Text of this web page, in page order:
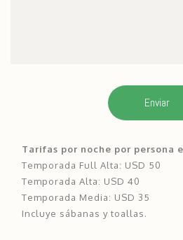
Enviar
Tarifas por noche por persona
Temporada Full Alta: USD 50
Temporada Alta: USD 40
Temporada Media: USD 35
Incluye sábanas y toallas.